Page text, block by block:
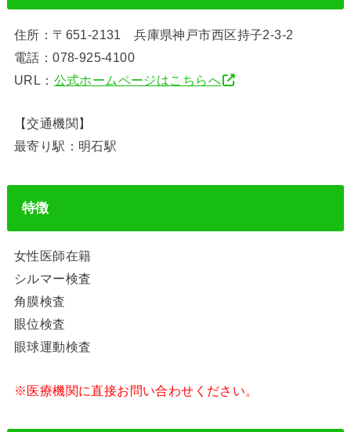
住所：〒651-2131 兵庫県神戸市西区持子2-3-2
電話：078-925-4100
URL： 公式ホームページはこちらへ
【交通機関】
最寄り駅：明石駅
特徴
女性医師在籍
シルマー検査
角膜検査
眼位検査
眼球運動検査
※医療機関に直接お問い合わせください。